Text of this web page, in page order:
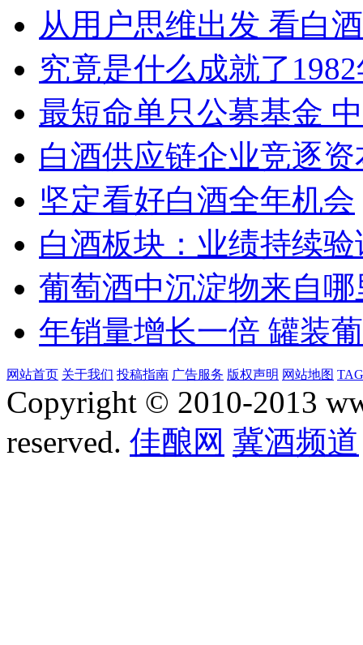
从用户思维出发 看白
究竟是什么成就了
最短命单只公募基金
白酒供应链企业竞逐
坚定看好白酒全年机会
白酒板块：业绩持续
葡萄酒中沉淀物来自哪
年销量增长一倍 罐装
网站首页 关于我们 投稿指南 广告服务 版权声明 网站地图
Copyright © 2010-2013
reserved. 佳酿网 冀酒频道